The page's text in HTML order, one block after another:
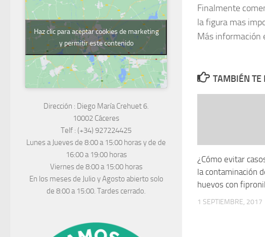
Finalmente
la figura mas
Más información
TAMBIÉN TE
¿Cómo evitar
la contaminación
huevos con
1 SEPTIEMBRE, 2017
Haz clic para aceptar cookies de marketing
y permitir este contenido
Dirección : Diego María Crehuet 6.
10002 Cáceres
Telf : (+34) 927224425
Lunes a Jueves de 8:00 a 15:00 horas y de de
16:00 a 19:00 horas
Viernes de 8:00 a 15:00 horas
En los meses de Julio y Agosto abierto solo
de 8:00 a 15:00. Tardes cerrado.